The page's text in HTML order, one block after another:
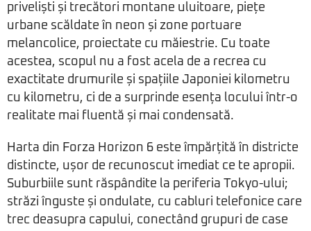
priveliști și trecători montane uluitoare, piețe
urbane scăldate în neon și zone portuare
melancolice, proiectate cu măiestrie. Cu toate
acestea, scopul nu a fost acela de a recrea cu
exactitate drumurile și spațiile Japoniei kilometru
cu kilometru, ci de a surprinde esența locului într-o
realitate mai fluentă și mai condensată.
Harta din Forza Horizon 6 este împărțită în districte
distincte, ușor de recunoscut imediat ce te apropii.
Suburbiile sunt răspândite la periferia Tokyo-ului;
străzi înguste și ondulate, cu cabluri telefonice care
trec deasupra capului, conectând grupuri de case